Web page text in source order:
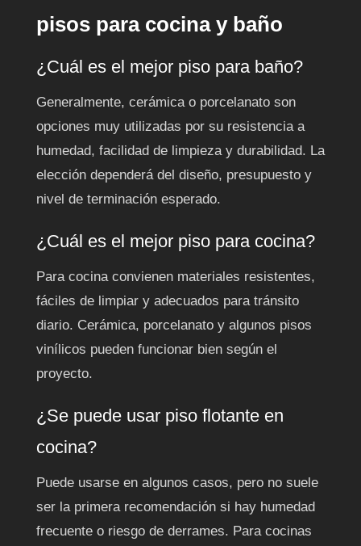
pisos para cocina y baño
¿Cuál es el mejor piso para baño?
Generalmente, cerámica o porcelanato son
opciones muy utilizadas por su resistencia a
humedad, facilidad de limpieza y durabilidad. La
elección dependerá del diseño, presupuesto y
nivel de terminación esperado.
¿Cuál es el mejor piso para cocina?
Para cocina convienen materiales resistentes,
fáciles de limpiar y adecuados para tránsito
diario. Cerámica, porcelanato y algunos pisos
vinílicos pueden funcionar bien según el
proyecto.
¿Se puede usar piso flotante en
cocina?
Puede usarse en algunos casos, pero no suele
ser la primera recomendación si hay humedad
frecuente o riesgo de derrames. Para cocinas